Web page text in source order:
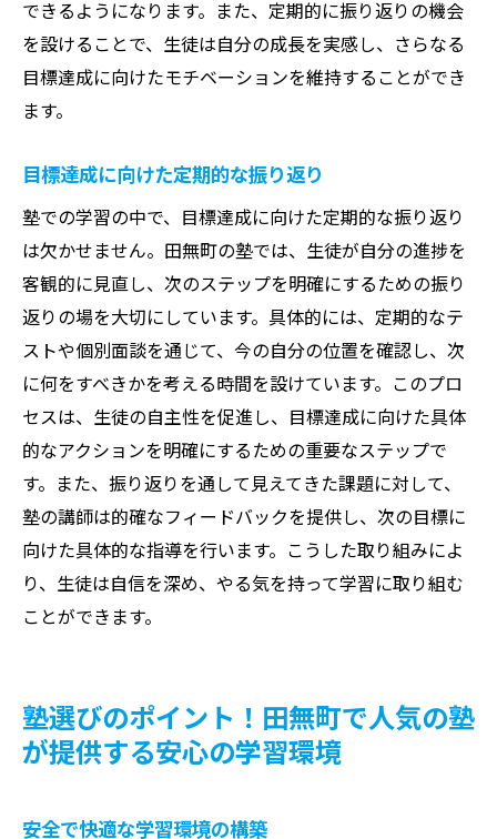
できるようになります。また、定期的に振り返りの機会
を設けることで、生徒は自分の成長を実感し、さらなる
目標達成に向けたモチベーションを維持することができ
ます。
目標達成に向けた定期的な振り返り
塾での学習の中で、目標達成に向けた定期的な振り返り
は欠かせません。田無町の塾では、生徒が自分の進捗を
客観的に見直し、次のステップを明確にするための振り
返りの場を大切にしています。具体的には、定期的なテ
ストや個別面談を通じて、今の自分の位置を確認し、次
に何をすべきかを考える時間を設けています。このプロ
セスは、生徒の自主性を促進し、目標達成に向けた具体
的なアクションを明確にするための重要なステップで
す。また、振り返りを通して見えてきた課題に対して、
塾の講師は的確なフィードバックを提供し、次の目標に
向けた具体的な指導を行います。こうした取り組みによ
り、生徒は自信を深め、やる気を持って学習に取り組む
ことができます。
塾選びのポイント！田無町で人気の塾
が提供する安心の学習環境
安全で快適な学習環境の構築